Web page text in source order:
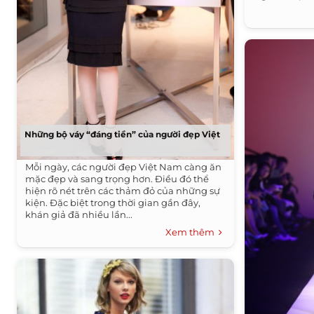
Những bộ váy “đáng tiền” của người đẹp Việt
Mỗi ngày, các người đẹp Việt Nam càng ăn
mặc đẹp và sang trọng hơn. Điều đó thể
hiện rõ nét trên các thảm đỏ của những sự
kiện. Đặc biệt trong thời gian gần đây,
khán giả đã nhiều lần...
Xem thêm